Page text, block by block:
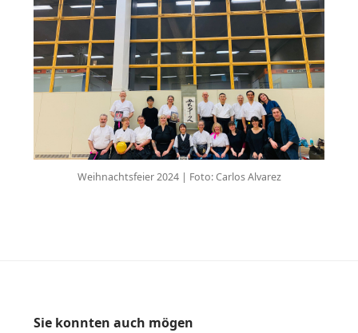
Weihnachtsfeier 2024 | Foto: Carlos Alvarez
Sie konnten auch mögen